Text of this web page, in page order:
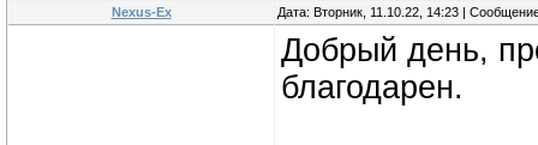
Nexus-Ex Дата: Вторник, 11.10.22, 14:23 |
Добрый день,
благодарен.